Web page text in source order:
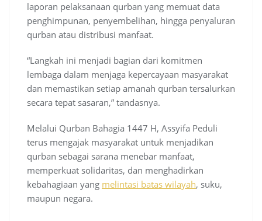
laporan pelaksanaan qurban yang memuat data
penghimpunan, penyembelihan, hingga penyaluran
qurban atau distribusi manfaat.
“Langkah ini menjadi bagian dari komitmen
lembaga dalam menjaga kepercayaan masyarakat
dan memastikan setiap amanah qurban tersalurkan
secara tepat sasaran,” tandasnya.
Melalui Qurban Bahagia 1447 H, Assyifa Peduli
terus mengajak masyarakat untuk menjadikan
qurban sebagai sarana menebar manfaat,
memperkuat solidaritas, dan menghadirkan
kebahagiaan yang melintasi batas wilayah, suku,
maupun negara.